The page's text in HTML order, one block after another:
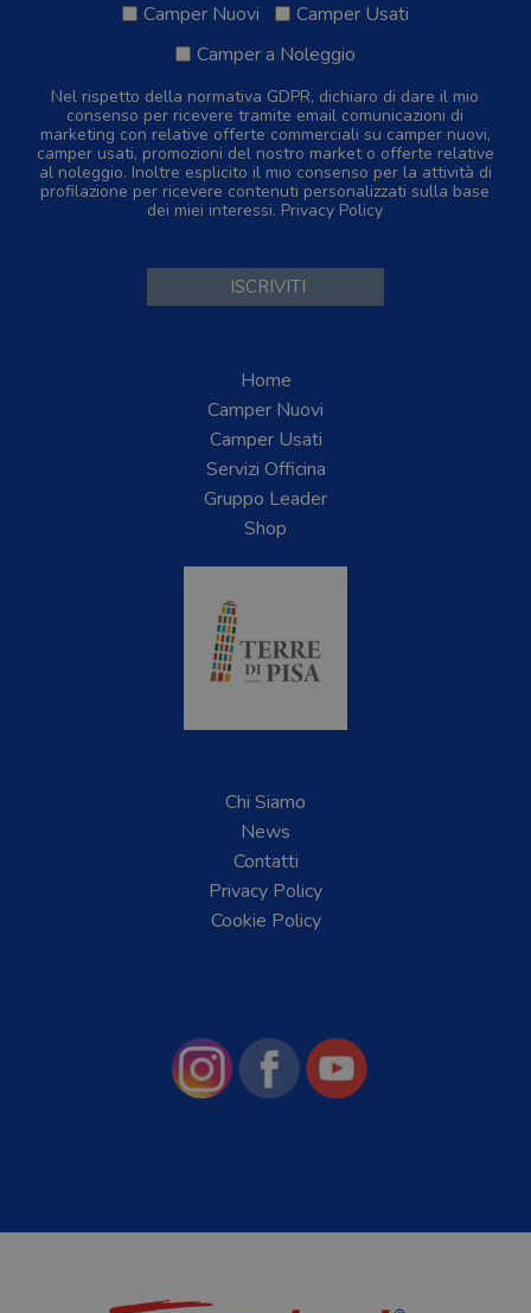
Camper Nuovi
Camper Usati
Camper a Noleggio
Nel rispetto della normativa GDPR, dichiaro di dare il mio
consenso per ricevere tramite email comunicazioni di
marketing con relative offerte commerciali su camper nuovi,
camper usati, promozioni del nostro market o offerte relative
al noleggio. Inoltre esplicito il mio consenso per la attività di
profilazione per ricevere contenuti personalizzati sulla base
dei miei interessi. Privacy Policy
Home
Camper Nuovi
Camper Usati
Servizi Officina
Gruppo Leader
Shop
Chi Siamo
News
Contatti
Privacy Policy
Cookie Policy